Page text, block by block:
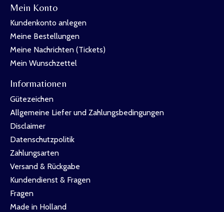
Mein Konto
Kundenkonto anlegen
Meine Bestellungen
Meine Nachrichten (Tickets)
Mein Wunschzettel
Informationen
Gütezeichen
Allgemeine Liefer und Zahlungsbedingungen
Disclaimer
Datenschutzpolitik
Zahlungsarten
Versand & Rückgabe
Kundendienst & Fragen
Fragen
Made in Holland